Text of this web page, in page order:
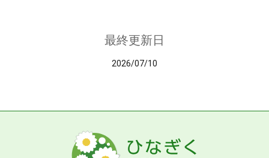
最終更新日
2026/07/10